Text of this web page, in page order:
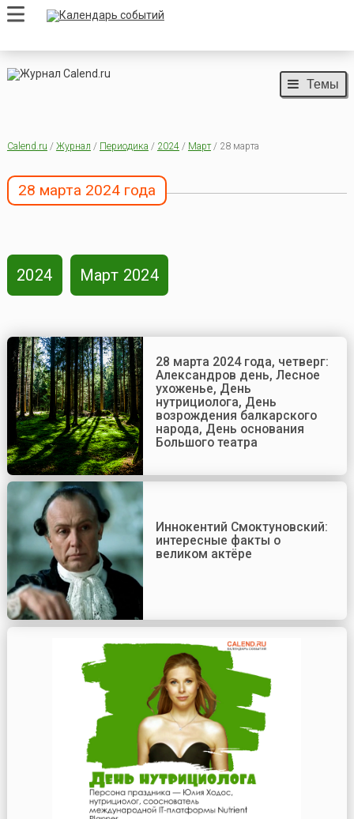
Темы
Calend.ru / Журнал / Периодика / 2024/ Март/ 28 марта
28 марта 2024 года
2024 Март 2024
28 марта 2024 года, четверг:
Александров день, Лесное
ухоженье, День
нутрициолога, День
возрождения балкарского
народа, День основания
Большого театра
Иннокентий Смоктуновский:
интересные факты о
великом актёре